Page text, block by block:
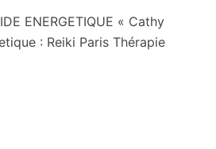
ENERGETIQUE « Cathy
: Reiki Paris Thérapie